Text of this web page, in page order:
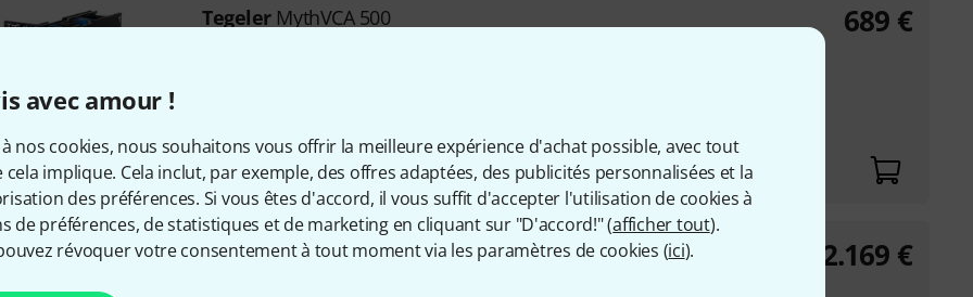
avec amour !
nos cookies, nous souhaitons vous offrir la meilleure expérience d'achat possible, avec tout
cela implique. Cela inclut, par exemple, des offres adaptées, des publicités personnalisées et la
des préférences. Si vous êtes d'accord, il vous suffit d'accepter l'utilisation de cookies à
de préférences, de statistiques et de marketing en cliquant sur "D'accord!" (afficher tout).
révoquer votre consentement à tout moment via les paramètres de cookies (ici).
Tegeler MythVCA 500
Disponible immédiatement
689 €
Tegeler Creme RC Green 2.169 €